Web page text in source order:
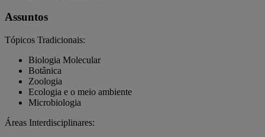
Assuntos
Tópicos Tradicionais:
Biologia Molecular
Botânica
Zoologia
Ecologia e o meio ambiente
Microbiologia
Áreas Interdisciplinares: